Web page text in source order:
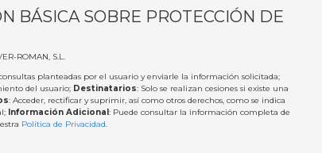
BÁSICA SOBRE PROTECCIÓN DE
ROMAN, S.L.
planteadas por el usuario y enviarle la información solicitada;
del usuario; Destinatarios: Solo se realizan cesiones si existe una
: Acceder, rectificar y suprimir, así como otros derechos, como se indica
Información Adicional: Puede consultar la información completa de
Política de Privacidad.